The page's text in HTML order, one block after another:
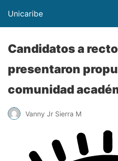
Unicaribe
Candidatos a
presentaron
comunidad
Vanny Jr Sierra M